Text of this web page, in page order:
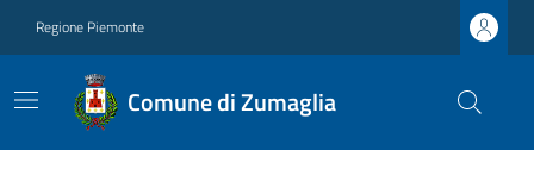
Regione Piemonte
Comune di Zumaglia